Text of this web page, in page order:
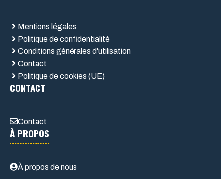
Mentions légales
Politique de confidentialité
Conditions générales d'utilisation
Contact
Politique de cookies (UE)
CONTACT
Contact
À PROPOS
À propos de nous